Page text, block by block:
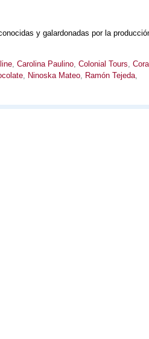
y galardonadas por la
, Carolina Paulino, Colonial Tours, Coral
, Ninoska Mateo, Ramón Tejeda,